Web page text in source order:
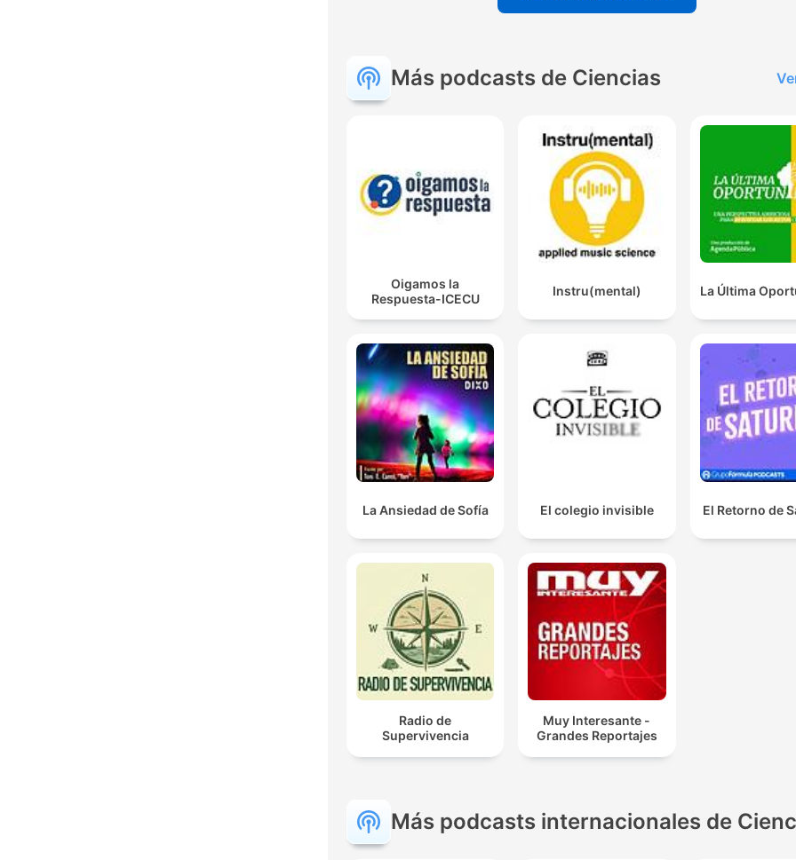
Más podcasts de Ciencias
Oigamos la
Respuesta-ICECU
Instru(mental) La Última
La Ansiedad de Sofía El colegio invisible El Retorno de
Radio de
Supervivencia
Muy Interesante -
Grandes Reportajes
Más podcasts internacionales de